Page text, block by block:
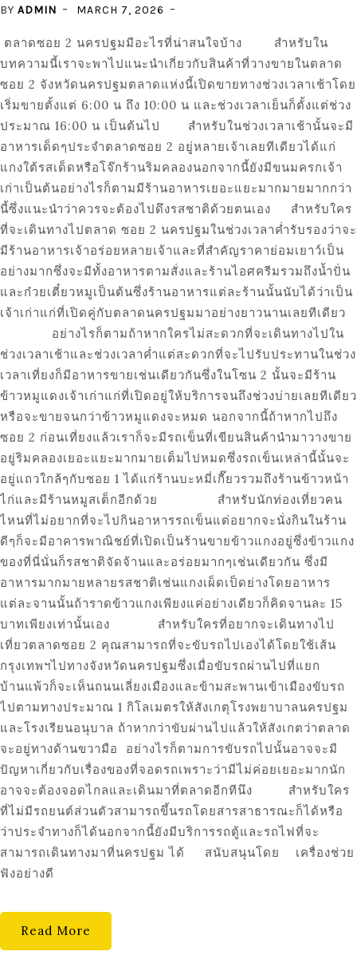
BY ADMIN MARCH 7, 2026
ตลาดซอย 2 นครปฐมมีอะไรที่น่าสนใจบ้าง สำหรับใน
บทความนี้เราจะพาไปแนะนำเกี่ยวกับสินค้าที่วางขายในตลาด
ซอย 2 จังหวัดนครปฐมตลาดแห่งนี้เปิดขายทางช่วงเวลาเช้าโดย
เริ่มขายตั้งแต่ 6:00 น ถึง 10:00 น และช่วงเวลาเย็นก็ตั้งแต่ช่วง
ประมาณ 16:00 น เป็นต้นไป สำหรับในช่วงเวลาเช้านั้นจะมี
อาหารเด็ดๆประจำตลาดซอย 2 อยู่หลายเจ้าเลยทีเดียวได้แก่
แกงใต้รสเด็ดหรือโจ๊กร้านริมคลองนอกจากนี้ยังมีขนมครกเจ้า
เก่าเป็นต้นอย่างไรก็ตามมีร้านอาหารเยอะแยะมากมายมากกว่า
นี้ซึ่งแนะนำว่าควรจะต้องไปดึงรสชาติด้วยตนเอง สำหรับใคร
ที่จะเดินทางไปตลาด ซอย 2 นครปฐมในช่วงเวลาค่ำรับรองว่าจะ
มีร้านอาหารเจ้าอร่อยหลายเจ้าและที่สำคัญราคาย่อมเยาว์เป็น
อย่างมากซึ่งจะมีทั้งอาหารตามสั่งและร้านไอศครีมรวมถึงน้ำปั่น
และก๋วยเตี๋ยวหมูเป็นต้นซึ่งร้านอาหารแต่ละร้านนั้นนับได้ว่าเป็น
เจ้าเก่าแก่ที่เปิดคู่กับตลาดนครปฐมมาอย่างยาวนานเลยทีเดียว
อย่างไรก็ตามถ้าหากใครไม่สะดวกที่จะเดินทางไปใน
ช่วงเวลาเช้าและช่วงเวลาค่ำแต่สะดวกที่จะไปรับประทานในช่วง
เวลาเที่ยงก็มีอาหารขายเช่นเดียวกันซึ่งในโซน 2 นั้นจะมีร้าน
ข้าวหมูแดงเจ้าเก่าแก่ที่เปิดอยู่ให้บริการจนถึงช่วงบ่ายเลยทีเดียว
หรือจะขายจนกว่าข้าวหมูแดงจะหมด นอกจากนี้ถ้าหากไปถึง
ซอย 2 ก่อนเที่ยงแล้วเราก็จะมีรถเข็นที่เขียนสินค้านำมาวางขาย
อยู่ริมคลองเยอะแยะมากมายเต็มไปหมดซึ่งรถเข็นเหล่านี้นั้นจะ
อยู่แถวใกล้ๆกับซอย 1 ได้แก่ร้านบะหมี่เกี๊ยวรวมถึงร้านข้าวหน้า
ไก่และมีร้านหมูสเต็กอีกด้วย สำหรับนักท่องเที่ยวคน
ไหนที่ไม่อยากที่จะไปกินอาหารรถเข็นแต่อยากจะนั่งกินในร้าน
ดีๆก็จะมีอาคารพาณิชย์ที่เปิดเป็นร้านขายข้าวแกงอยู่ซึ่งข้าวแกง
ของที่นี่นั่นก็รสชาติจัดจ้านและอร่อยมากๆเช่นเดียวกัน ซึ่งมี
อาหารมากมายหลายรสชาติเช่นแกงเผ็ดเป็ดย่างโดยอาหาร
แต่ละจานนั้นถ้าราดข้าวแกงเพียงแค่อย่างเดียวก็คิดจานละ 15
บาทเพียงเท่านั้นเอง สำหรับใครที่อยากจะเดินทางไป
เที่ยวตลาดซอย 2 คุณสามารถที่จะขับรถไปเองได้โดยใช้เส้น
กรุงเทพฯไปทางจังหวัดนครปฐมซึ่งเมื่อขับรถผ่านไปที่แยก
บ้านแพ้วก็จะเห็นถนนเลี่ยงเมืองและข้ามสะพานเข้าเมืองขับรถ
ไปตามทางประมาณ 1 กิโลเมตรให้สังเกตุโรงพยาบาลนครปฐม
และโรงเรียนอนุบาล ถ้าหากว่าขับผ่านไปแล้วให้สังเกตว่าตลาด
จะอยู่ทางด้านขวามือ อย่างไรก็ตามการขับรถไปนั้นอาจจะมี
ปัญหาเกี่ยวกับเรื่องของที่จอดรถเพราะว่ามีไม่ค่อยเยอะมากนัก
อาจจะต้องจอดไกลและเดินมาที่ตลาดอีกทีนึง สำหรับใคร
ที่ไม่มีรถยนต์ส่วนตัวสามารถขึ้นรถโดยสารสาธารณะก็ได้หรือ
ว่าประจำทางก็ได้นอกจากนี้ยังมีบริการรถตู้และรถไฟที่จะ
สามารถเดินทางมาที่นครปฐม ได้ สนับสนุนโดย เครื่องช่วย
ฟังอย่างดี
Read More